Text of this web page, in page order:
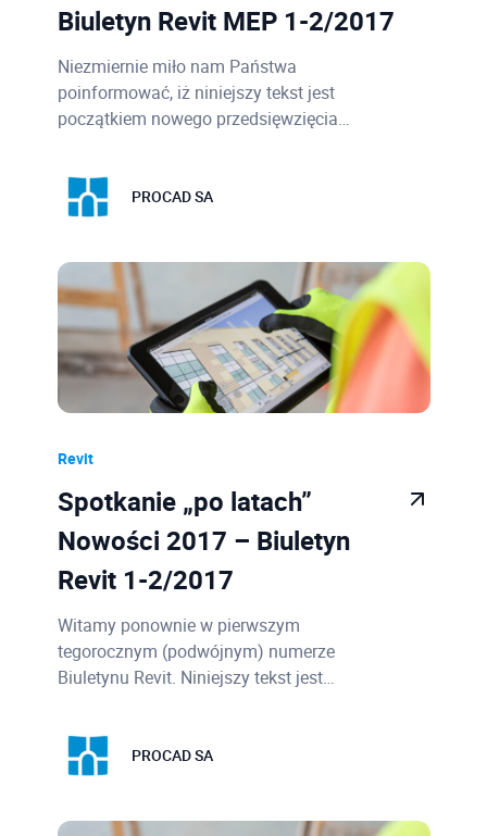
Biuletyn Revit MEP 1-2/2017
Niezmiernie miło nam Państwa
poinformować, iż niniejszy tekst jest
początkiem nowego przedsięwzięcia…
PROCAD SA
Revit
Spotkanie „po latach”
Nowości 2017 – Biuletyn
Revit 1-2/2017
Witamy ponownie w pierwszym
tegorocznym (podwójnym) numerze
Biuletynu Revit. Niniejszy tekst jest…
PROCAD SA